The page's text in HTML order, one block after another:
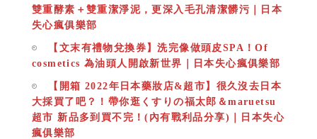
雙重酵素＋雙重潔淨泥，更深入毛孔清潔髒污｜日本
失心瘋俱樂部
【文末有禮物兌換券】洗完像做頭皮SPA！Of
cosmetics 為油頭人開啟新世界｜日本失心瘋俱樂部
【開箱 2022年日本藥妝店&超市】很久沒去日本
大採買了吧？！帶你逛くすりの福太郎＆maruetsu
超市 新品多到買不完！(內有戰利品分享)｜日本失心
瘋俱樂部